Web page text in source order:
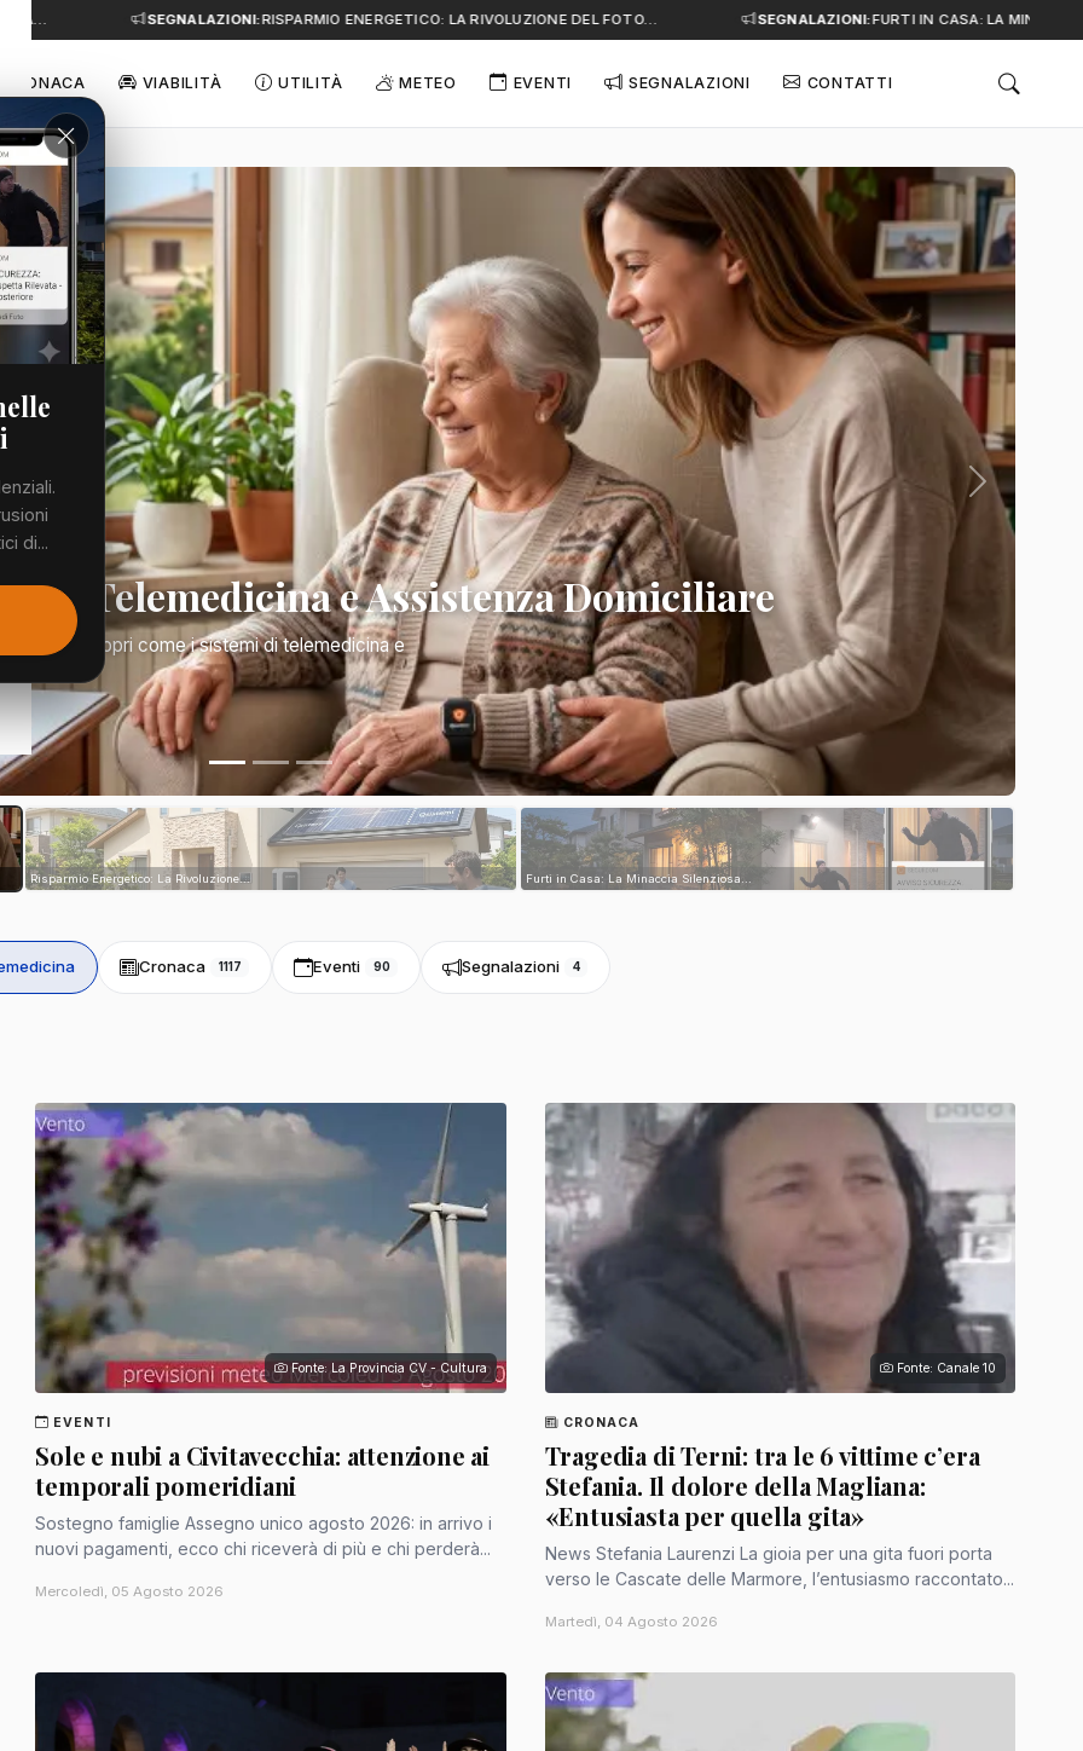
SEGNALAZIONI:RISPARMIO ENERGETICO: LA RIVOLUZIONE DEL FOTO… SEGNALAZIONI:FURTI IN CASA: LA MINACCIA
CRONACA VIABILITÀ UTILITÀ METEO EVENTI SEGNALAZIONI CONTATTI
di...
Telemedicina e Assistenza Domiciliare
di tutto. Scopri come i sistemi di telemedicina e
Successivo
Risparmio Energetico: La Rivoluzione... Furti in Casa: La Minaccia Silenziosa...
Cronaca 1117 Eventi 90 Segnalazioni 4
Fonte: La Provincia CV - Cultura
EVENTI
Sole e nubi a Civitavecchia: attenzione ai
temporali pomeridiani
Sostegno famiglie Assegno unico agosto 2026: in arrivo i
nuovi pagamenti, ecco chi riceverà di più e chi perderà...
Mercoledì, 05 Agosto 2026
Fonte: Canale 10
CRONACA
Tragedia di Terni: tra le 6 vittime c’era
Stefania. Il dolore della Magliana:
«Entusiasta per quella gita»
News Stefania Laurenzi La gioia per una gita fuori porta
verso le Cascate delle Marmore, l’entusiasmo raccontato...
Martedì, 04 Agosto 2026